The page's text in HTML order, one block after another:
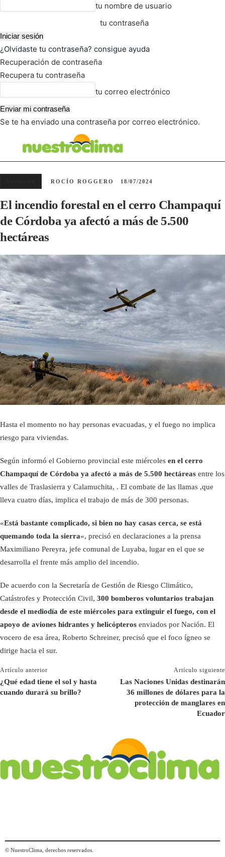
tu nombre de usuario
tu contraseña
¿Olvidaste tu contraseña? consigue ayuda
Recuperación de contraseña
Recupera tu contraseña
tu correo electrónico
Se te ha enviado una contraseña por correo electrónico.
ROCÍO ROGGERO 18/07/2024
El incendio forestal en el cerro Champaquí
de Córdoba ya afectó a más de 5.500
hectáreas
Hasta el momento no hay personas evacuadas, y el fuego no implica
riesgo para viviendas.
Según informó el Gobierno provincial este miércoles en el cerro
Champaquí de Córdoba ya afectó a más de 5.500 hectáreas entre los
valles de Traslasierra y Calamuchita, . El combate de las llamas ,que
lleva cuatro días, implica el trabajo de más de 300 personas.
«Está bastante complicado, si bien no hay casas cerca, se está
quemando toda la sierra«, precisó en declaraciones a la prensa
Maximiliano Pereyra, jefe comunal de Luyaba, lugar en el que se
desarrolla el frente más amplio del incendio.
De acuerdo con la Secretaría de Gestión de Riesgo Climático,
Catástrofes y Protección Civil, 300 bomberos voluntarios trabajan
desde el mediodía de este miércoles para extinguir el fuego, con el
apoyo de aviones hidrantes y helicópteros enviados por Nación. El
vocero de esa área, Roberto Schreiner, precisó que el foco ígneo se
dirige hacia el sur.
Artículo anterior
¿Qué edad tiene el sol y hasta
cuando durará su brillo?
Artículo siguiente
Las Naciones Unidas destinarán
36 millones de dólares para la
protección de manglares en
Ecuador
© NuestroClima, derechos reservados.